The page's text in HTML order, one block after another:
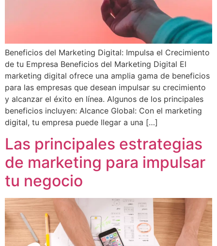
Beneficios del Marketing Digital: Impulsa el Crecimiento
de tu Empresa Beneficios del Marketing Digital El
marketing digital ofrece una amplia gama de beneficios
para las empresas que desean impulsar su crecimiento
y alcanzar el éxito en línea. Algunos de los principales
beneficios incluyen: Alcance Global: Con el marketing
digital, tu empresa puede llegar a una […]
Las principales estrategias
de marketing para impulsar
tu negocio